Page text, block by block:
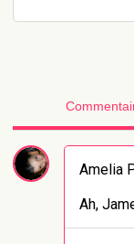
Amelia
Ah,